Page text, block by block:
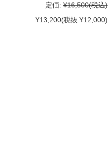
定価: ¥16,500(税込)
¥13,200(税抜 ¥12,000)